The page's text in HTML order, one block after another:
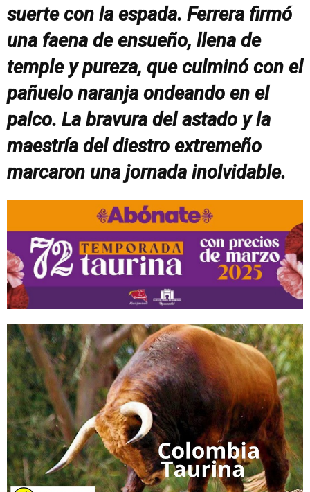
suerte con la espada. Ferrera firmó
una faena de ensueño, llena de
temple y pureza, que culminó con el
pañuelo naranja ondeando en el
palco. La bravura del astado y la
maestría del diestro extremeño
marcaron una jornada inolvidable.